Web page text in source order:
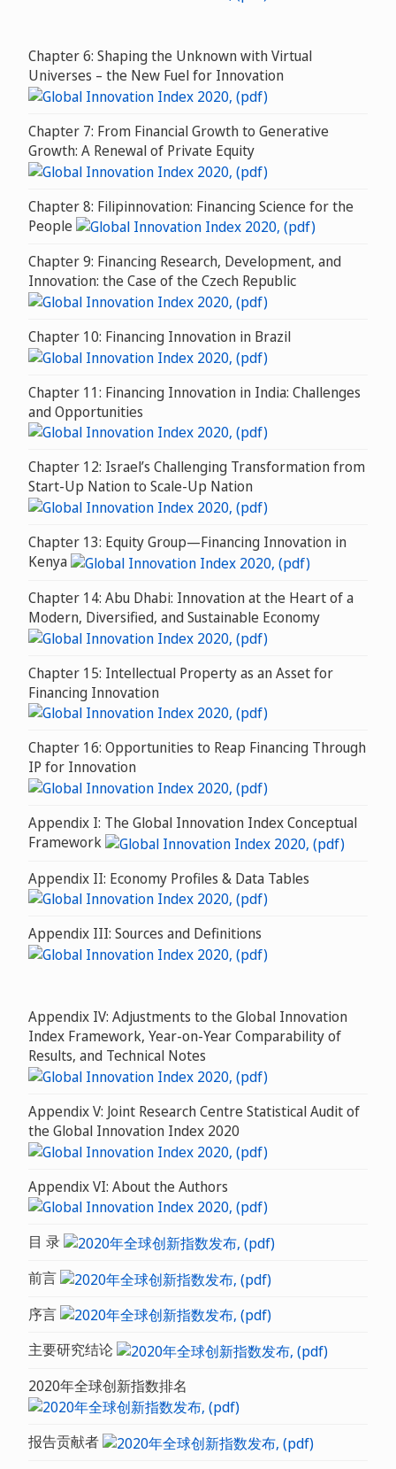
Chapter 6: Shaping the Unknown with Virtual
Universes – the New Fuel for Innovation
Chapter 7: From Financial Growth to Generative
Growth: A Renewal of Private Equity
Chapter 8: Filipinnovation: Financing Science for the
People
Chapter 9: Financing Research, Development, and
Innovation: the Case of the Czech Republic
Chapter 10: Financing Innovation in Brazil
Chapter 11: Financing Innovation in India: Challenges
and Opportunities
Chapter 12: Israel’s Challenging Transformation from
Start-Up Nation to Scale-Up Nation
Chapter 13: Equity Group—Financing Innovation in
Kenya
Chapter 14: Abu Dhabi: Innovation at the Heart of a
Modern, Diversified, and Sustainable Economy
Chapter 15: Intellectual Property as an Asset for
Financing Innovation
Chapter 16: Opportunities to Reap Financing Through
IP for Innovation
Appendix I: The Global Innovation Index Conceptual
Framework
Appendix II: Economy Profiles & Data Tables
Appendix III: Sources and Definitions
Appendix IV: Adjustments to the Global Innovation
Index Framework, Year-on-Year Comparability of
Results, and Technical Notes
Appendix V: Joint Research Centre Statistical Audit of
the Global Innovation Index 2020
Appendix VI: About the Authors
目 录
前言
序言
主要研究结论
2020年全球创新指数排名
报告贡献者